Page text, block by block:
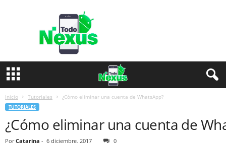
e
Inicio Tutoriales ¿Cómo eliminar una cuenta de WhatsApp?
TUTORIALES
¿Cómo eliminar una cuenta de
Por Catarina - 6 diciembre, 2017 0